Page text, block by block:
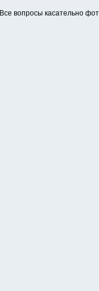
Все вопросы касательно